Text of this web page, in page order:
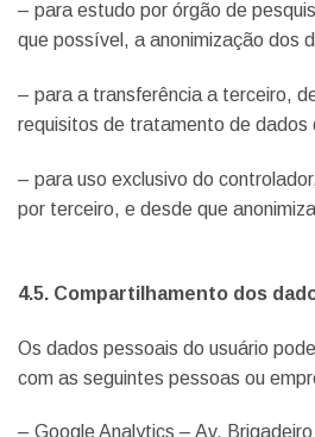
– para estudo por órgão de
que possível, a anonimização dos
– para a transferência a terceiro,
requisitos de tratamento de dados
– para uso exclusivo do
por terceiro, e desde que
4.5. Compartilhamento dos
Os dados pessoais do usuário
com as seguintes pessoas ou
– Google Analytics – Av.